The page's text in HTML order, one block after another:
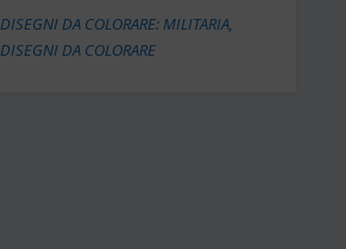
DISEGNI DA COLORARE: MILITARIA,
DISEGNI DA COLORARE